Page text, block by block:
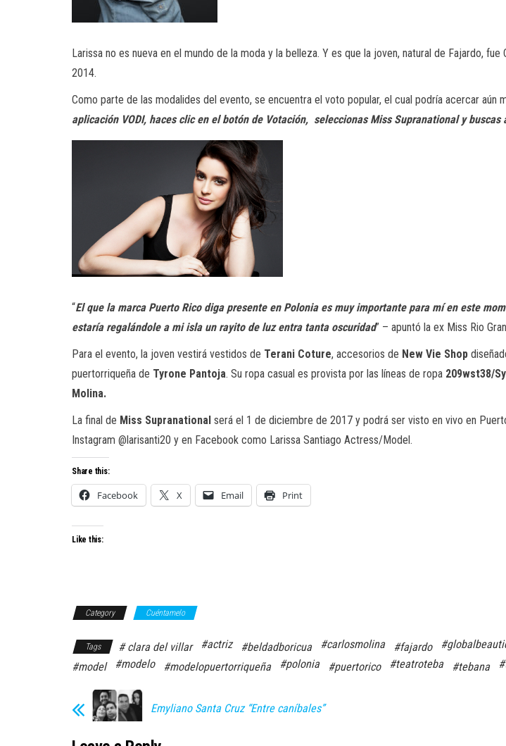
Larissa no es nueva en el mundo de la moda y la belleza. Y es que la joven, natural de Fajardo,
2014.
Como parte de las modalides del evento, se encuentra el voto popular, el cual podría acercar aún
aplicación VODI, haces clic en el botón de Votación, seleccionas Miss Supranational y
“El que la marca Puerto Rico diga presente en Polonia es muy importante para mí en este
estaría regalándole a mi isla un rayito de luz entra tanta oscuridad” – apuntó la ex Miss Rio
Para el evento, la joven vestirá vestidos de Terani Coture, accesorios de New Vie Shop
puertorriqueña de Tyrone Pantoja. Su ropa casual es provista por las líneas de ropa 209wst38/
Molina.
La final de Miss Supranational será el 1 de diciembre de 2017 y podrá ser visto en vivo en
Instagram @larisanti20 y en Facebook como Larissa Santiago Actress/Model.
Share this:
Facebook X Email Print
Like this:
Category Cuéntamelo
Tags # clara del villar #actriz #beldadboricua #carlosmolina #fajardo
#model
#modelo #modelopuertorriqueña #polonia #puertorico #teatroteba #tebana
Emyliano Santa Cruz “Entre caníbales”